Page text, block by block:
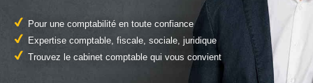
Pour une comptabilité en toute confiance
Expertise comptable, fiscale, sociale, juridique
Trouvez le cabinet comptable qui vous convient